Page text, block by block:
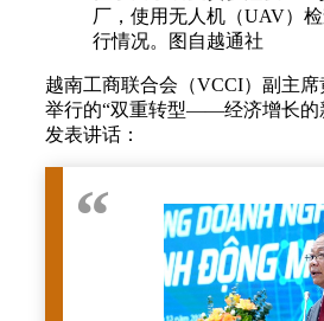
厂，使用无人机（UAV）
行情况。图自越通社
越南工商联合会（VCCI）副主
举行的“双重转型——经济增长的
发表讲话：